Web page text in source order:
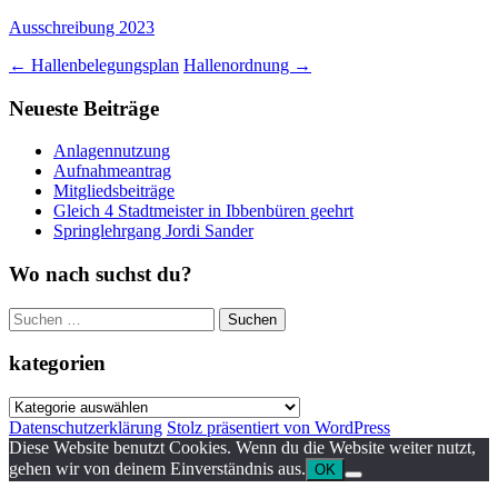
Ausschreibung 2023
Beitragsnavigation
← Hallenbelegungsplan Hallenordnung →
Neueste Beiträge
Anlagennutzung
Aufnahmeantrag
Mitgliedsbeiträge
Gleich 4 Stadtmeister in Ibbenbüren geehrt
Springlehrgang Jordi Sander
Wo nach suchst du?
Suchen
nach:
kategorien
kategorien
Datenschutzerklärung Stolz präsentiert von WordPress
Diese Website benutzt Cookies. Wenn du die Website weiter nutzt,
gehen wir von deinem Einverständnis aus. OK